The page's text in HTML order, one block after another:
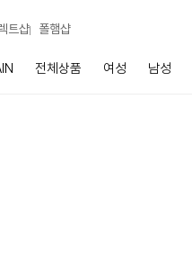
트샵 폴햄샵
전체상품 여성 남성